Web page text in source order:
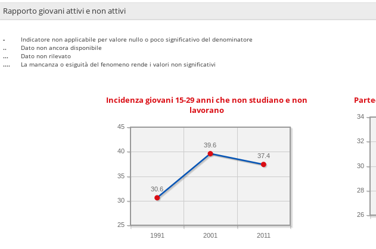
Rapporto giovani attivi e non attivi
-
Indicatore non applicabile per valore nullo o poco significativo del denominatore
..
Dato non ancora disponibile
...
Dato non rilevato
....
La mancanza o esiguità del fenomeno rende i valori non significativi
Incidenza giovani 15-29 anni che non studiano e non
lavorano
1991 2001 2011
25
30
35
40
45
37.4
39.6
30.6
26
28
30
32
34